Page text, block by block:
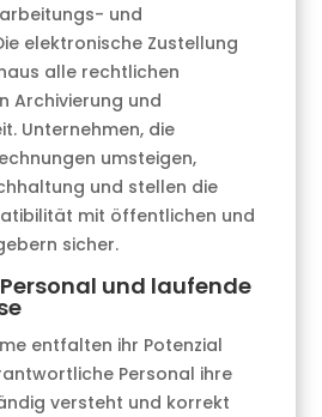
und
elektronische Zustellung
alle rechtlichen
Archivierung und
Unternehmen, die
umsteigen,
und stellen die
mit öffentlichen und
sicher.
und laufende
entfalten ihr Potenzial
Personal ihre
versteht und korrekt